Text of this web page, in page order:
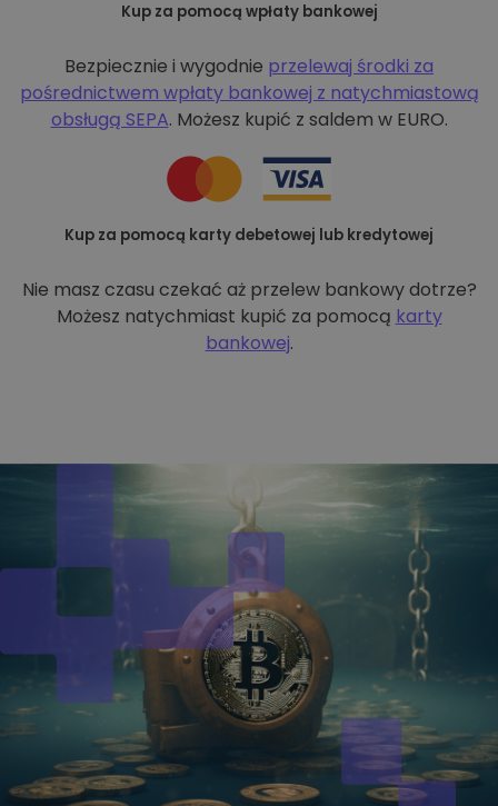
Kup za pomocą wpłaty bankowej
Bezpiecznie i wygodnie przelewaj środki za
pośrednictwem wpłaty bankowej z natychmiastową
obsługą SEPA. Możesz kupić z saldem w EURO.
Kup za pomocą karty debetowej lub kredytowej
Nie masz czasu czekać aż przelew bankowy dotrze?
Możesz natychmiast kupić za pomocą karty
bankowej.